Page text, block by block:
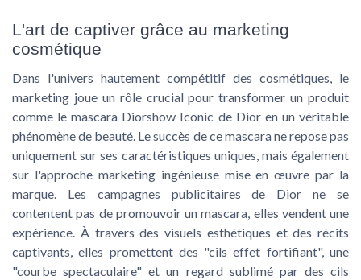
L'art de captiver grâce au marketing
cosmétique
Dans l'univers hautement compétitif des cosmétiques, le
marketing joue un rôle crucial pour transformer un produit
comme le mascara Diorshow Iconic de Dior en un véritable
phénomène de beauté. Le succès de ce mascara ne repose pas
uniquement sur ses caractéristiques uniques, mais également
sur l'approche marketing ingénieuse mise en œuvre par la
marque. Les campagnes publicitaires de Dior ne se
contentent pas de promouvoir un mascara, elles vendent une
expérience. À travers des visuels esthétiques et des récits
captivants, elles promettent des "cils effet fortifiant", une
"courbe spectaculaire" et un regard sublimé par des cils